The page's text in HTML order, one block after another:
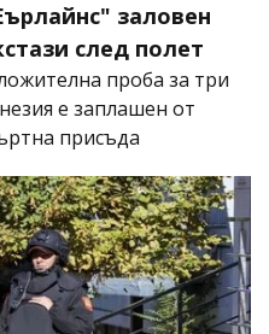
заловен
след полет
проба за три
е заплашен от
присъда